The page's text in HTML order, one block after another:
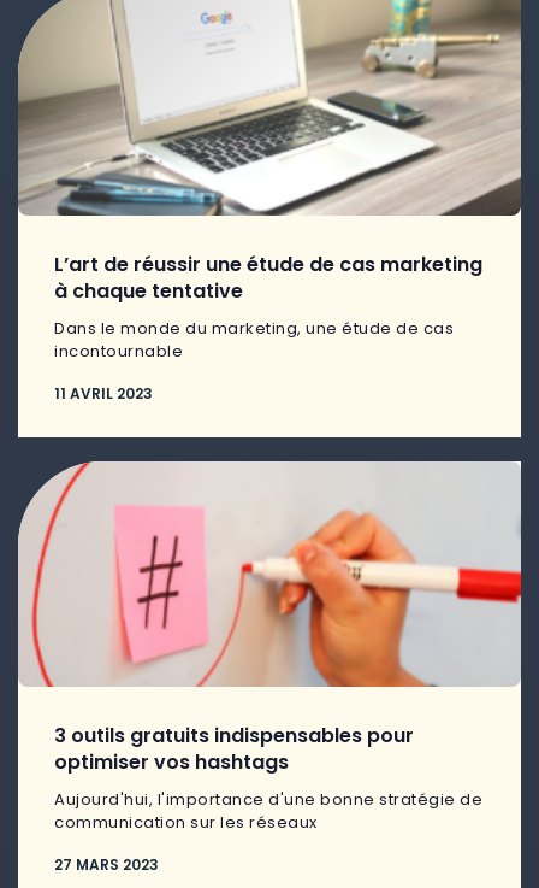
L’art de réussir une étude de cas marketing
à chaque tentative
Dans le monde du marketing, une étude de cas
incontournable
11 AVRIL 2023
3 outils gratuits indispensables pour
optimiser vos hashtags
Aujourd'hui, l'importance d'une bonne stratégie de
communication sur les réseaux
27 MARS 2023